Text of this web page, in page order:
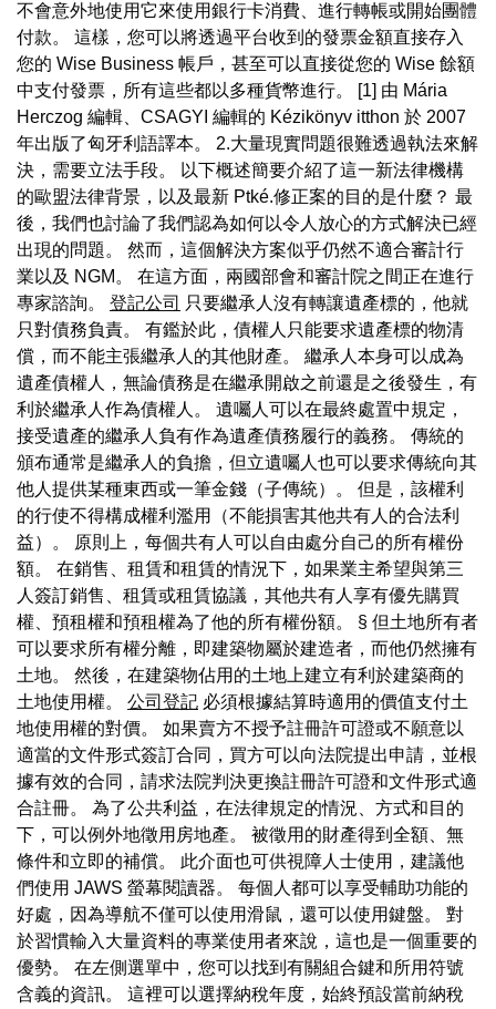
不會意外地使用它來使用銀行卡消費、進行轉帳或開始團體
付款。 這樣，您可以將透過平台收到的發票金額直接存入
您的 Wise Business 帳戶，甚至可以直接從您的 Wise 餘額
中支付發票，所有這些都以多種貨幣進行。 [1] 由 Mária
Herczog 編輯、CSAGYI 編輯的 Kézikönyv itthon 於 2007
年出版了匈牙利語譯本。 2.大量現實問題很難透過執法來解
決，需要立法手段。 以下概述簡要介紹了這一新法律機構
的歐盟法律背景，以及最新 Ptké.修正案的目的是什麼？ 最
後，我們也討論了我們認為如何以令人放心的方式解決已經
出現的問題。 然而，這個解決方案似乎仍然不適合審計行
業以及 NGM。 在這方面，兩國部會和審計院之間正在進行
專家諮詢。 登記公司 只要繼承人沒有轉讓遺產標的，他就
只對債務負責。 有鑑於此，債權人只能要求遺產標的物清
償，而不能主張繼承人的其他財產。 繼承人本身可以成為
遺產債權人，無論債務是在繼承開啟之前還是之後發生，有
利於繼承人作為債權人。 遺囑人可以在最終處置中規定，
接受遺產的繼承人負有作為遺產債務履行的義務。 傳統的
頒布通常是繼承人的負擔，但立遺囑人也可以要求傳統向其
他人提供某種東西或一筆金錢（子傳統）。 但是，該權利
的行使不得構成權利濫用（不能損害其他共有人的合法利
益）。 原則上，每個共有人可以自由處分自己的所有權份
額。 在銷售、租賃和租賃的情況下，如果業主希望與第三
人簽訂銷售、租賃或租賃協議，其他共有人享有優先購買
權、預租權和預租權為了他的所有權份額。 § 但土地所有者
可以要求所有權分離，即建築物屬於建造者，而他仍然擁有
土地。 然後，在建築物佔用的土地上建立有利於建築商的
土地使用權。 公司登記 必須根據結算時適用的價值支付土
地使用權的對價。 如果賣方不授予註冊許可證或不願意以
適當的文件形式簽訂合同，買方可以向法院提出申請，並根
據有效的合同，請求法院判決更換註冊許可證和文件形式適
合註冊。 為了公共利益，在法律規定的情況、方式和目的
下，可以例外地徵用房地產。 被徵用的財產得到全額、無
條件和立即的補償。 此介面也可供視障人士使用，建議他
們使用 JAWS 螢幕閱讀器。 每個人都可以享受輔助功能的
好處，因為導航不僅可以使用滑鼠，還可以使用鍵盤。 對
於習慣輸入大量資料的專業使用者來說，這也是一個重要的
優勢。 在左側選單中，您可以找到有關組合鍵和所用符號
含義的資訊。 這裡可以選擇納稅年度，始終預設當前納稅